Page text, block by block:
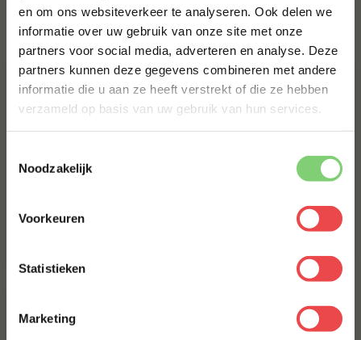
en om ons websiteverkeer te analyseren. Ook delen we
informatie over uw gebruik van onze site met onze
partners voor social media, adverteren en analyse. Deze
partners kunnen deze gegevens combineren met andere
informatie die u aan ze heeft verstrekt of die ze hebben
verzameld op basis van uw gebruik van hun services.
Noodzakelijk
Voorkeuren
Statistieken
Marketing
BBQuality The Burger
€ 5,50
10% korting op je
eerste bestelling*
Schrijf je in voor onze nieuwsbrief en ontvang direct
10% korting op jouw eerste bestelling.
ACHTERNAAM